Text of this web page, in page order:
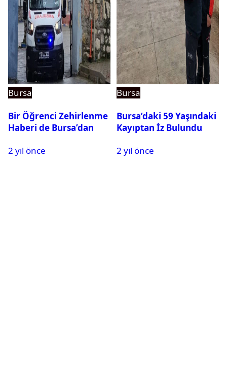
Bursa
Bir Öğrenci Zehirlenme
Haberi de Bursa’dan
2 yıl önce
Bursa
Bursa’daki 59 Yaşındaki
Kayıptan İz Bulundu
2 yıl önce